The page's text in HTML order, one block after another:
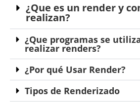
¿Que es un render y
realizan?
¿Que programas se
realizar renders?
¿Por qué Usar Render?
Tipos de Renderizado